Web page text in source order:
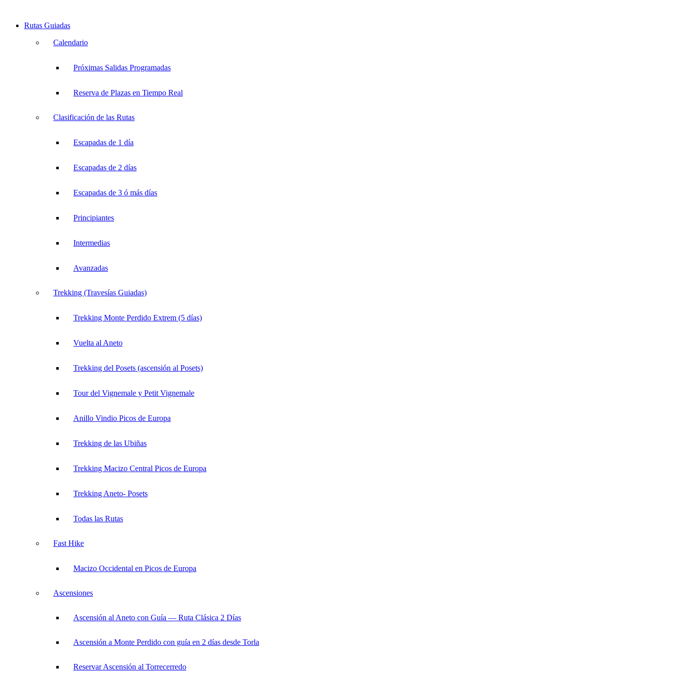
Rutas Guiadas
Calendario
Próximas Salidas Programadas
Reserva de Plazas en Tiempo Real
Clasificación de las Rutas
Escapadas de 1 día
Escapadas de 2 días
Escapadas de 3 ó más días
Principiantes
Intermedias
Avanzadas
Trekking (Travesías Guiadas)
Trekking Monte Perdido Extrem (5 días)
Vuelta al Aneto
Trekking del Posets (ascensión al Posets)
Tour del Vignemale y Petit Vignemale
Anillo Vindio Picos de Europa
Trekking de las Ubiñas
Trekking Macizo Central Picos de Europa
Trekking Aneto- Posets
Todas las Rutas
Fast Hike
Macizo Occidental en Picos de Europa
Ascensiones
Ascensión al Aneto con Guía — Ruta Clásica 2 Días
Ascensión a Monte Perdido con guía en 2 días desde Torla
Reservar Ascensión al Torrecerredo